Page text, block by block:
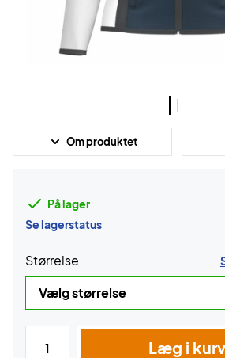
Om produktet
På lager
Se lagerstatus
Størrelse
Læg i kurv